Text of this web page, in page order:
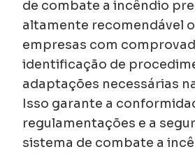
de combate a incêndio
altamente recomendável
empresas com
identificação de
adaptações necessárias
Isso garante a
regulamentações e a
sistema de combate a